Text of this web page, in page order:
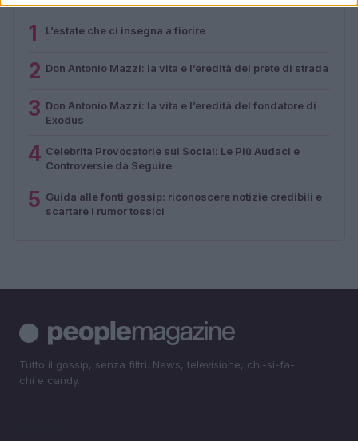
1 L’estate che ci insegna a fiorire
2 Don Antonio Mazzi: la vita e l’eredità del prete di strada
3 Don Antonio Mazzi: la vita e l’eredità del fondatore di
Exodus
4 Celebrità Provocatorie sui Social: Le Più Audaci e
Controversie da Seguire
5 Guida alle fonti gossip: riconoscere notizie credibili e
scartare i rumor tossici
Tutto il gossip, senza filtri. News, televisione, chi-si-fa-
chi e candy.